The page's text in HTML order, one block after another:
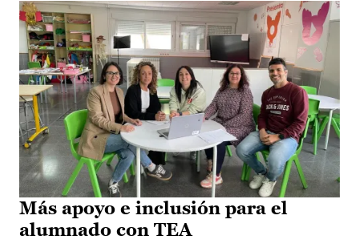
Más apoyo e inclusión para el
alumnado con TEA